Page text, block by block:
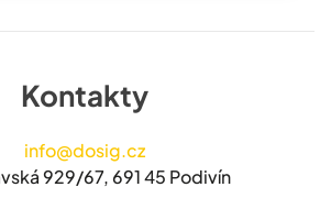
Kontakty
info@dosig.cz
929/67, 691 45 Podivín